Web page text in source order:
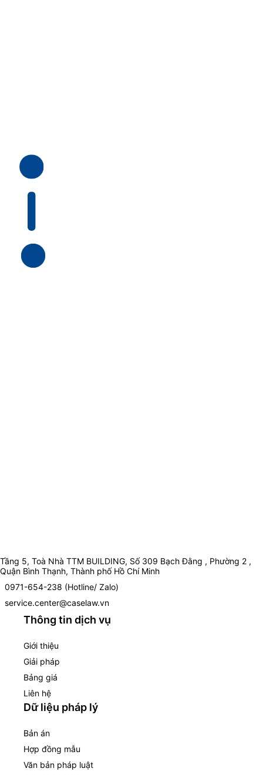
Tầng 5, Toà Nhà TTM BUILDING, Số 309 Bạch Đằng , Phường 2 ,
Quận Bình Thạnh, Thành phố Hồ Chí Minh
0971-654-238 (Hotline/ Zalo)
service.center@caselaw.vn
Thông tin dịch vụ
Giới thiệu
Giải pháp
Bảng giá
Liên hệ
Dữ liệu pháp lý
Bản án
Hợp đồng mẫu
Văn bản pháp luật